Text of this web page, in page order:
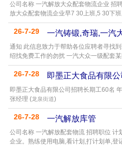
公司名称 一汽解放大众配套物流企业 招
放大众配套物流企业早7 30上班,5 30下
26-7-29 一汽铸锻,奇瑞,一汽
通知 此信息致力于帮助各位应聘者寻找
绍找免费工作的勿扰 一汽大众一级配套
26-7-28 即墨正大食品有限
即墨正大食品有限公司招聘长期工60名
张经理 (龙泉街道)
26-7-28 一汽解放库管
公司名称 一汽解放配套物流 招聘职位
企业。熟练使用电脑,看计划,打计划单,登